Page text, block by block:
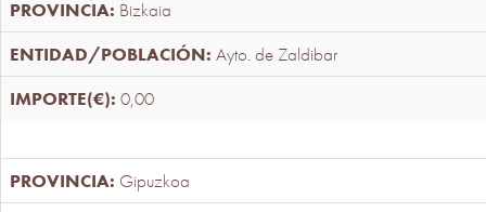
Bizkaia
Ayto. de Zaldibar
0,00
Gipuzkoa